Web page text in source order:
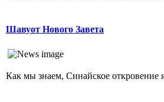
Шавуот Нового Завета
Как мы знаем, Синайское откровение